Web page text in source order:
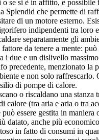
se si è in affitto, è possibile
Splendid che permette di
di un motore esterno.
indipendenti tra loro
separatamente gli
da tenere a mente: può
i due e un dislivello
precedente, menzionato la
e non solo raffrescarlo.
di pompe di calore.
o riscaldano una stanza
calore (tra aria e aria o tra
essere gestita in maniera
datato, anche più
in fatto di consumi in